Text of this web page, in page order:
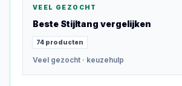
VEEL GEZOCHT
Beste Stijltang vergelijken
74 producten
Veel gezocht · keuzehulp